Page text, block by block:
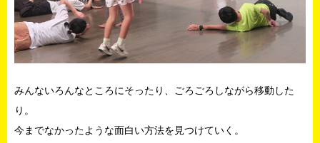
みんないろんなところにそったり、ごろごろしながら移動した
り。
今までなかったような面白い方法を見つけていく。